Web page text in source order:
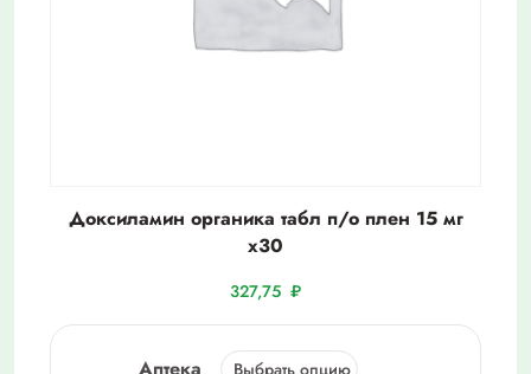
Доксиламин органика табл п/о плен 15 мг
х30
327,75 ₽